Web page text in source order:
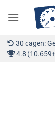
naar
30 dagen:
4.8